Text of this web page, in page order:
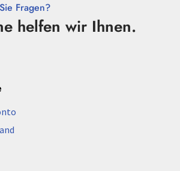
Fragen?
helfen wir Ihnen.